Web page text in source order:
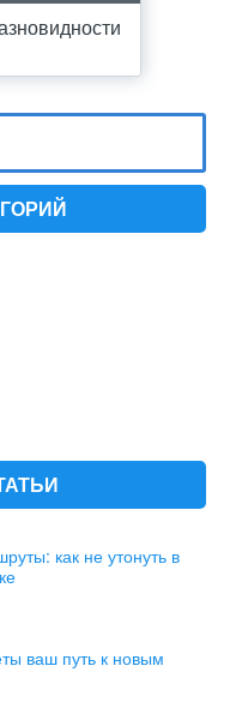
как не утонуть в
ваш путь к новым